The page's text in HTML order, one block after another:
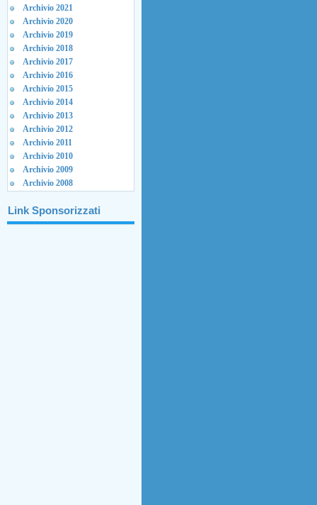
Archivio 2021
Archivio 2020
Archivio 2019
Archivio 2018
Archivio 2017
Archivio 2016
Archivio 2015
Archivio 2014
Archivio 2013
Archivio 2012
Archivio 2011
Archivio 2010
Archivio 2009
Archivio 2008
Link Sponsorizzati